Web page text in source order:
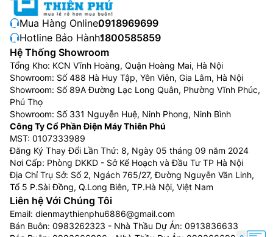
(OTSPro) và Dolby Atmos.
Phân loại tivi Samsung theo kích thước
màn hình
Tivi Samsung 32 inch
Tivi Samsung 32 inch
có diện tích nhỏ, dễ dàng di chuyển và lắp đặt ở nhiều
vị trí trong căn phòng. Tivi Samsung 32 inch có giá từ
4 triệu đến hơn 10 triệu đồng.
Tivi Samsung 43 inch
Tivi Samsung 43 inch phù hợp lắp đặt ở trong những
không gian có diện tích từ 15m2 – 20m2 như phòng
làm việc, phòng họp,… Để bảo vệ sức khỏe của mắt
Mua Hàng Online:0918969699
Hotline Bảo Hành:1800585859
Hệ Thống Showroom
Tổng Kho: KCN Vĩnh Hoàng, Quận Hoàng Mai, Hà Nội
Showroom: Số 488 Hà Huy Tập, Yên Viên, Gia Lâm, Hà Nội
Showroom: Số 89A Đường Lạc Long Quân, Phường Vĩnh Phúc,
Phú Thọ
Showroom: Số 331 Nguyễn Huệ, Ninh Phong, Ninh Bình
Công Ty Cổ Phần Điện Máy Thiên Phú
MST: 0107333989
Đăng Ký Thay Đổi Lần Thứ: 8, Ngày 05 tháng 09 năm 2024
Nơi Cấp: Phòng DKKD - Sở Kế Hoạch và Đầu Tư TP Hà Nội
Địa Chỉ Trụ Sở: Số 2, Ngách 765/27, Đường Nguyễn Văn Linh,
Tổ 5 P.Sài Đồng, Q.Long Biên, TP.Hà Nội, Việt Nam
Liên hệ Với Chúng Tôi
Email: dienmaythienphu6886@gmail.com
Bán Buôn: 0983262323 - Nhà Thầu Dự Án: 0913836633